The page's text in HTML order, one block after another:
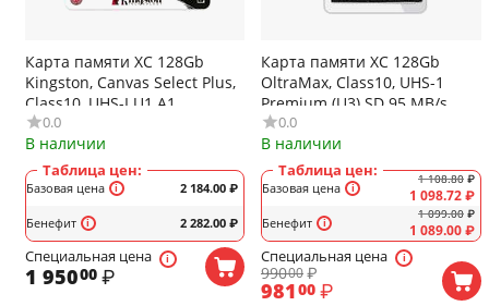
Карта памяти XC 128Gb
Kingston, Canvas Select Plus,
Class10, UHS-I U1 A1
100Mb/s, расширение и
хранение, видео Full HD, с
адаптером
0.0
В наличии
Таблица цен:
Базовая цена
Бенефит
2 184.00 ₽
2 282.00 ₽
Специальная цена
1 95000 ₽
Карта памяти XC 128Gb
OltraMax, Class10, UHS-1
Premium (U3) SD 95 MB/s,
видео 4K, быстрая передача
данных, с адаптером
0.0
В наличии
Таблица цен:
Базовая цена
Бенефит
1 108.80 ₽
1 098.72₽
1 099.00 ₽
1 089.00₽
Специальная цена
99000₽
98100 ₽